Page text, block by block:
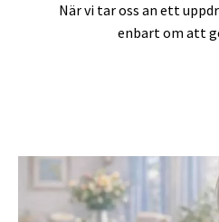
När vi tar oss an ett
enbart om att